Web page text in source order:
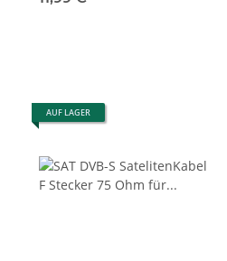
AUF LAGER